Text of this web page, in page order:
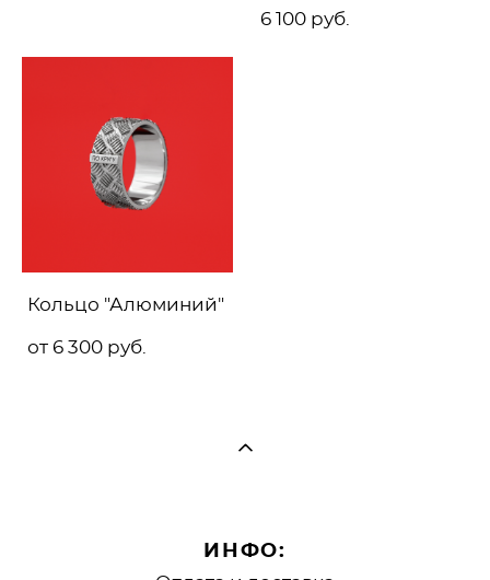
6 100 pуб.
Кольцо "Алюминий"
от 6 300 pуб.
ИНФО: